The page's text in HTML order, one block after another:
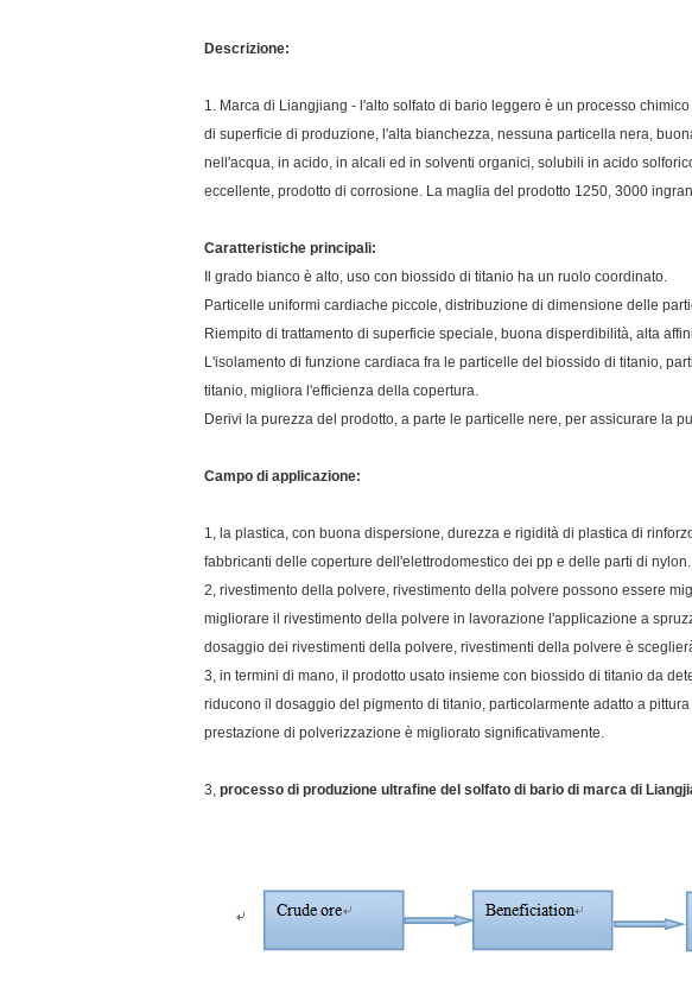
Descrizione:
1. Marca di Liangjiang - l'alto solfato di bario leggero è un processo
di superficie di produzione, l'alta bianchezza, nessuna particella nera,
nell'acqua, in acido, in alcali ed in solventi organici, solubili in acido
eccellente, prodotto di corrosione. La maglia del prodotto 1250, 3000
Caratteristiche principali:
Il grado bianco è alto, uso con biossido di titanio ha un ruolo coordinato.
Particelle uniformi cardiache piccole, distribuzione di dimensione delle
Riempito di trattamento di superficie speciale, buona disperdibilità, alta
L'isolamento di funzione cardiaca fra le particelle del biossido di titanio,
titanio, migliora l'efficienza della copertura.
Derivi la purezza del prodotto, a parte le particelle nere, per assicurare la
Campo di applicazione:
1, la plastica, con buona dispersione, durezza e rigidità di plastica di
fabbricanti delle coperture dell'elettrodomestico dei pp e delle parti di nylon.
2, rivestimento della polvere, rivestimento della polvere possono essere
migliorare il rivestimento della polvere in lavorazione l'applicazione a
dosaggio dei rivestimenti della polvere, rivestimenti della polvere è
3, in termini di mano, il prodotto usato insieme con biossido di titanio da
riducono il dosaggio del pigmento di titanio, particolarmente adatto a
prestazione di polverizzazione è migliorato significativamente.
3, processo di produzione ultrafine del solfato di bario di marca di